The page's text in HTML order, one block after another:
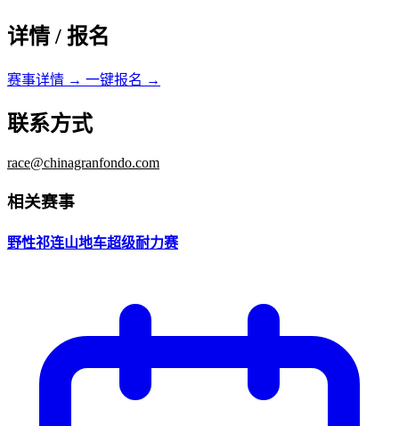
详情 / 报名
赛事详情 → 一键报名 →
联系方式
race@chinagranfondo.com
相关赛事
野性祁连山地车超级耐力赛